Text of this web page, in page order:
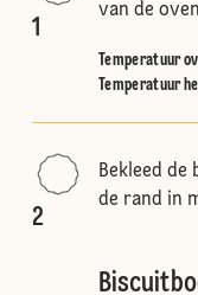
1
van de
Temperatuur
Temperatuur
2
Bekleed
de rand in